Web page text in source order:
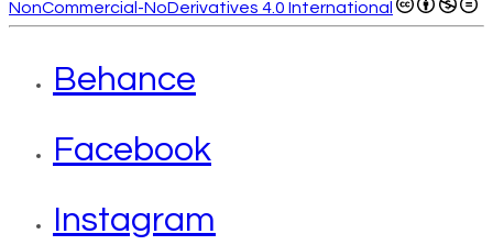
NonCommercial-NoDerivatives 4.0 International
Behance
Facebook
Instagram